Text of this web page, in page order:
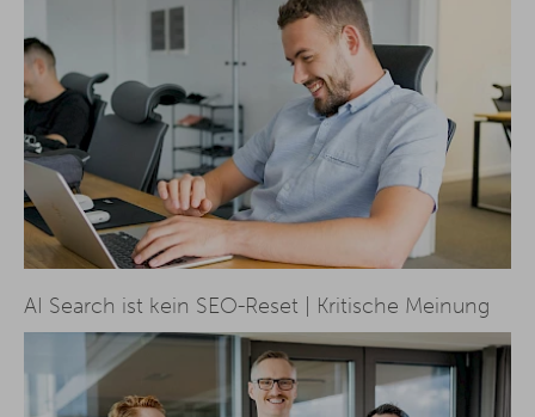
AI Search ist kein SEO-Reset | Kritische Meinung